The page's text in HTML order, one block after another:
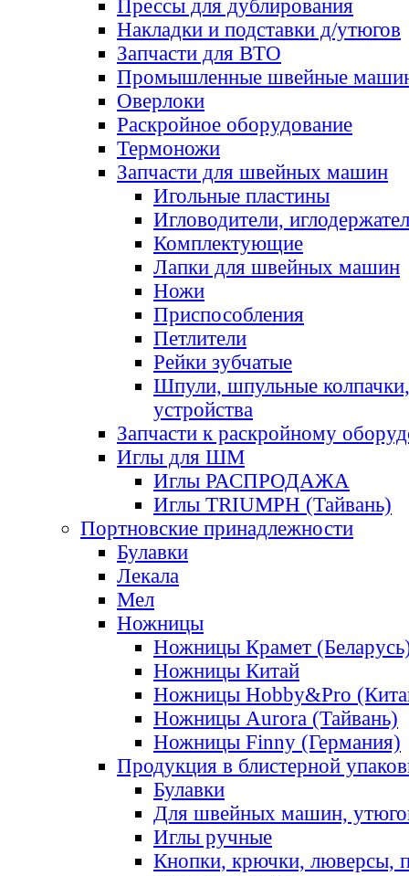
Прессы для дублирования
Накладки и подставки д/утюгов
Запчасти для ВТО
Промышленные швейные
Оверлоки
Раскройное оборудование
Термоножи
Запчасти для швейных машин
Игольные пластины
Игловодители,
Комплектующие
Лапки для швейных машин
Ножи
Приспособления
Петлители
Рейки зубчатые
Шпули, шпульные
устройства
Запчасти к раскройному
Иглы для ШМ
Иглы РАСПРОДАЖА
Иглы TRIUMPH (Тайвань)
Портновские принадлежности
Булавки
Лекала
Мел
Ножницы
Ножницы Крамет
Ножницы Китай
Ножницы Hobby&Pro
Ножницы Aurora (Тайвань)
Ножницы Finny (Германия)
Продукция в блистерной
Булавки
Для швейных машин,
Иглы ручные
Кнопки, крючки, люверсы,